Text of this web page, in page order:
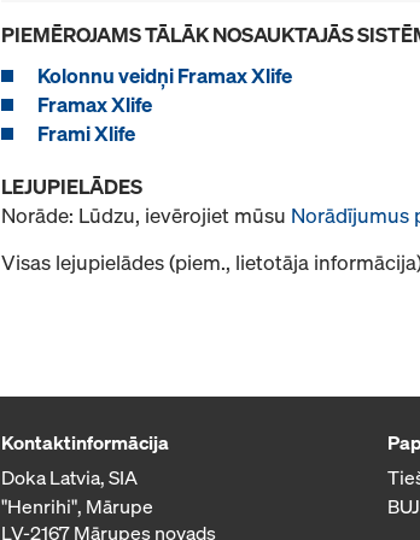
PIEMĒROJAMS TĀLĀK NOSAUKTAJĀS
Kolonnu veidņi Framax Xlife
Framax Xlife
Frami Xlife
LEJUPIELĀDES
Norāde: Lūdzu, ievērojiet mūsu Norādījumus
Visas lejupielādes (piem., lietotāja
Kontaktinformācija
Doka Latvia, SIA
"Henrihi", Mārupe
LV-2167 Mārupes novads
BUJ